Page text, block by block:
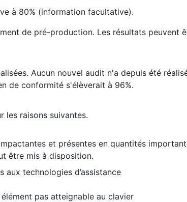
à 80% (information facultative).
de pré-production. Les résultats peuvent
Aucun nouvel audit n'a depuis été
de conformité s'élèverait à 96%.
les raisons suivantes.
et présentes en quantités
être mis à disposition.
aux technologies d’assistance
pas atteignable au clavier